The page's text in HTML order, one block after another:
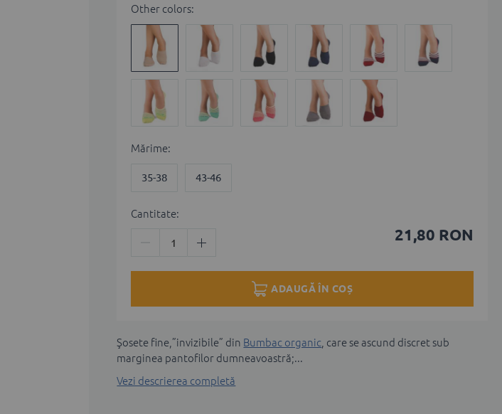
Other colors:
Мărime
35-38 43-46
21,80 RON
Cantitate:
ADAUGĂ ÎN COȘ
Şosete fine,”invizibile” din Bumbac organic , care se ascund discret sub
marginea pantofilor dumneavoastră;...
Vezi descrierea completă